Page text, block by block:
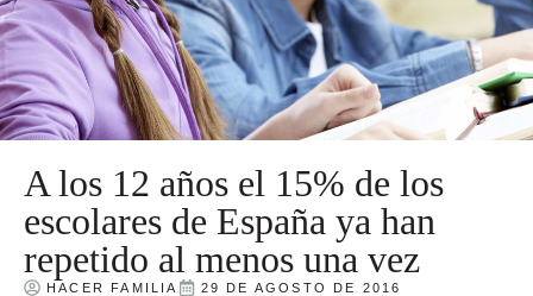
A los 12 años el 15% de los
escolares de España ya han
repetido al menos una vez
HACER FAMILIA 29 DE AGOSTO DE 2016